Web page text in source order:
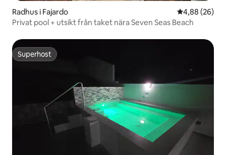
Radhus i Fajardo 4,88 av 5 i
4,88 (26)
Privat pool + utsikt från taket nära Seven Seas Beach
Superhost
Superhost